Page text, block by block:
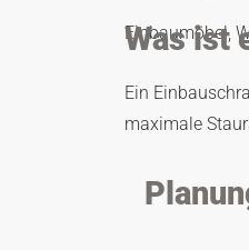
Einbaumöbel,
Was ist
Ein
maximale